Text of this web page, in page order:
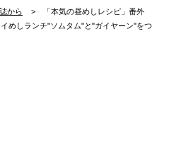
から
「本気の昼めしレシピ」番外
めしランチ"ソムタム"と"ガイヤーン"をつ